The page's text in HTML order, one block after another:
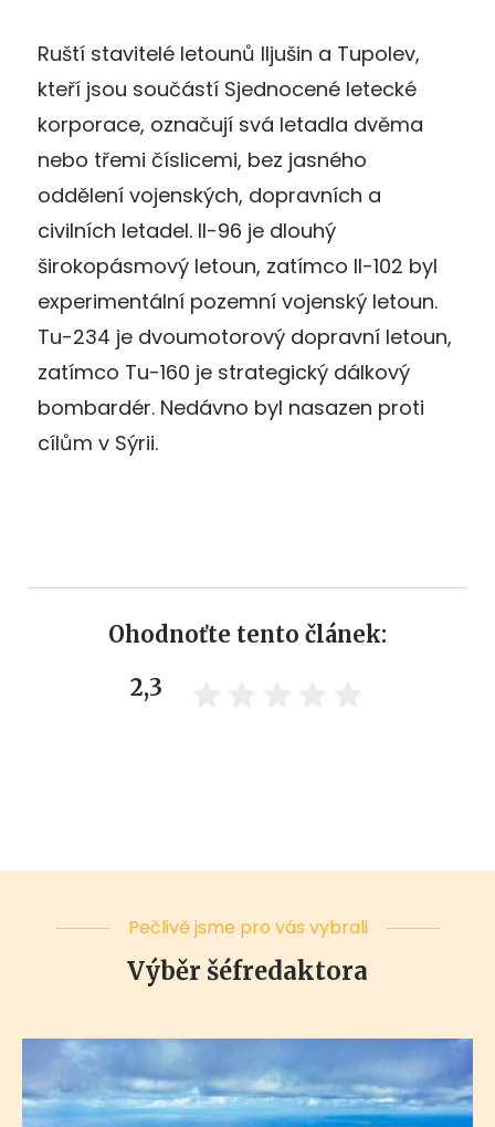
Ruští stavitelé letounů Iljušin a Tupolev,
kteří jsou součástí Sjednocené letecké
korporace, označují svá letadla dvěma
nebo třemi číslicemi, bez jasného
oddělení vojenských, dopravních a
civilních letadel. Il-96 je dlouhý
širokopásmový letoun, zatímco Il-102 byl
experimentální pozemní vojenský letoun.
Tu-234 je dvoumotorový dopravní letoun,
zatímco Tu-160 je strategický dálkový
bombardér. Nedávno byl nasazen proti
cílům v Sýrii.
Ohodnoťte tento článek:
2,3
Pečlivě jsme pro vás vybrali
Výběr šéfredaktora